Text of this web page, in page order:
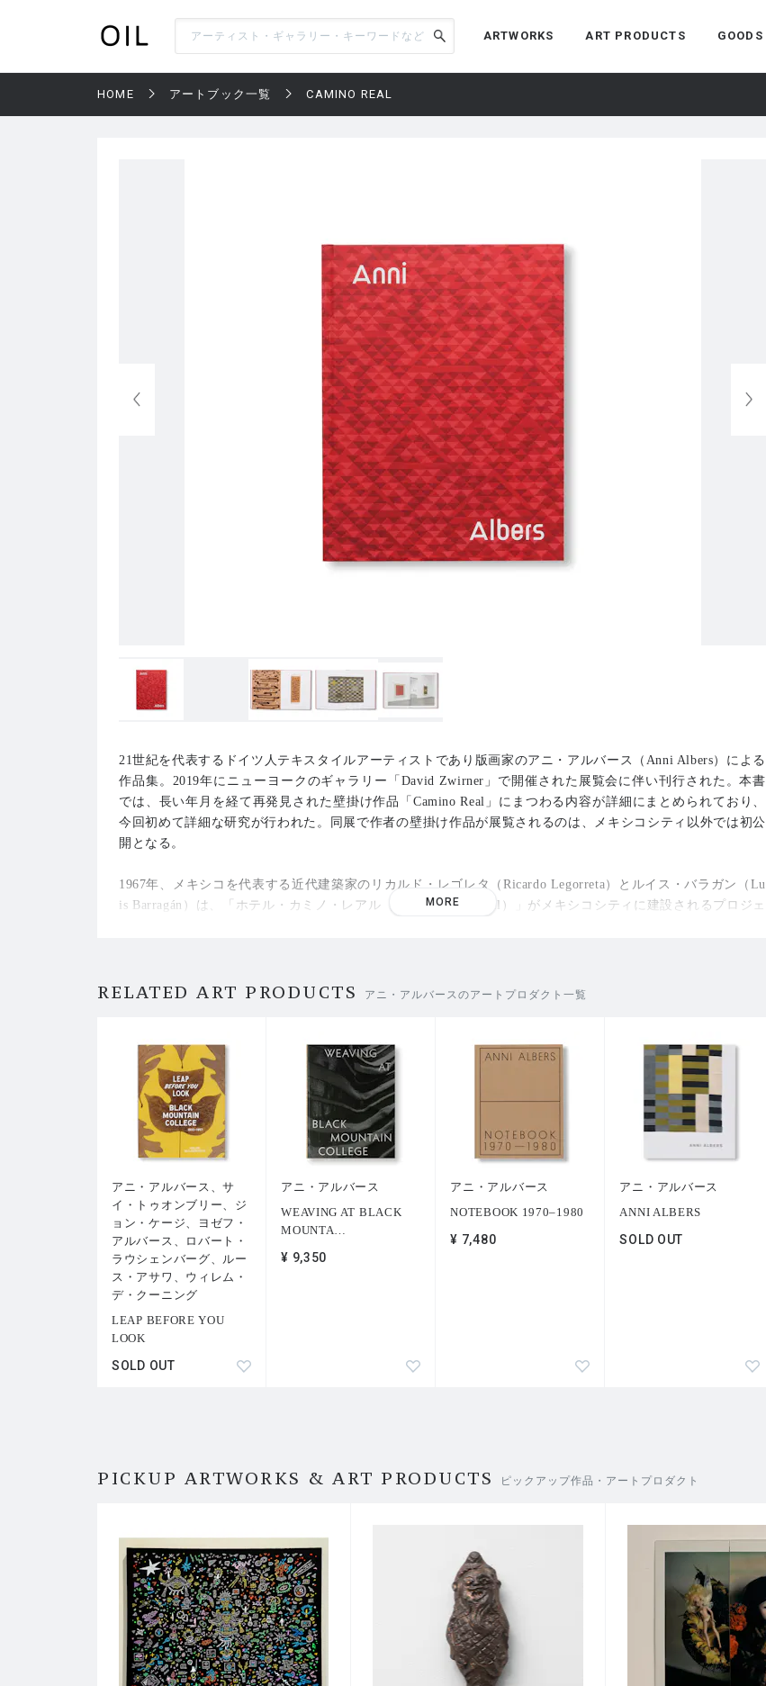
ARTWORKS ART PRODUCTS GOODS
HOME アートブック一覧 CAMINO REAL
21世紀を代表するドイツ人テキスタイルアーティストであり版画家のアニ・アルバース（Anni Albers）による
作品集。2019年にニューヨークのギャラリー「David Zwirner」で開催された展覧会に伴い刊行された。本書
では、長い年月を経て再発見された壁掛け作品「Camino Real」にまつわる内容が詳細にまとめられており、
今回初めて詳細な研究が行われた。同展で作者の壁掛け作品が展覧されるのは、メキシコシティ以外では初公
開となる。
1967年、メキシコを代表する近代建築家のリカルド・レゴレタ（Ricardo Legorreta）とルイス・バラガン（Lu
is Barragán）は、「ホテル・カミノ・レアル（Hotel Camino Real）」がメキシコシティに建設されるプロジェ
物、紙を使用した様々な作品などが収録されている。同時にこの作品群から、作者が異なる素材や技法を見事
術作品として取り入れ、同時に大量生産できるデザインとしても関心を持ち続けたその文脈とモチーフへの探
求心を、この一冊で感じ取ることができる。
展覧会のキュレーターを務めた美術史家であり「ジョセフ＆アニ・アルバース財団（Josef and Anni Albers Fou
ndation）」のチーフ・キュレーターであるブレンダ・ダニロヴィッツ（Brenda Danilowitz）、バウハウスにお
ける工芸と織物を専門とするタイ・スミス（T'ai Smith）によるテキストも収録。
MORE
RELATED ART PRODUCTS アニ・アルバースのアートプロダクト一覧
アニ・アルバース、サ
イ・トゥオンブリー、ジ
ョン・ケージ、ヨゼフ・
アルバース、ロバート・
ラウシェンバーグ、ルー
ス・アサワ、ウィレム・
デ・クーニング
LEAP BEFORE YOU
LOOK
SOLD OUT
アニ・アルバース
WEAVING AT BLACK
MOUNTA…
¥ 9,350
アニ・アルバース
NOTEBOOK 1970–1980
¥ 7,480
アニ・アルバース
ANNI ALBERS
SOLD OUT
PICKUP ARTWORKS & ART PRODUCTS ピックアップ作品・アートプロダクト